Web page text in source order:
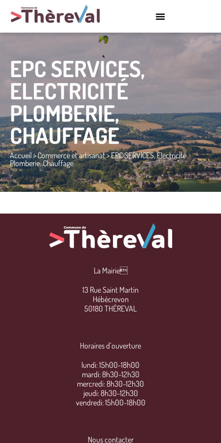
EPC SERVICES,
ELECTRICITÉ
PLOMBERIE,
CHAUFFAGE
Accueil>Commerce et artisanat>EPC SERVICES, Electricité
Plomberie, Chauffage
La Mairie
13 Rue Saint Martin
Hébécrevon
50180 THÈREVAL
Horaires d’ouverture
lundi: 15h00-18h00
mardi: 8h30-12h30
mercredi: 8h30-12h30
jeudi: 8h30-12h30
vendredi: 15h00-18h00
Nous contacter